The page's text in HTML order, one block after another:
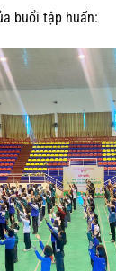
buổi tập huấn: